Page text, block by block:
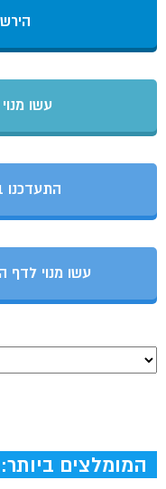
עשו
התעדכנו
עשו מנוי לדף
המומלצים ביותר: